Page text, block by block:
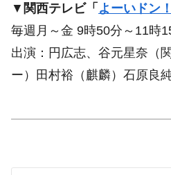
▼ 関西テレビ「 よーいドン！
毎週月～金 9時50分～11時
出演：円広志、谷元星奈（
ー）田村裕（麒麟）石原良